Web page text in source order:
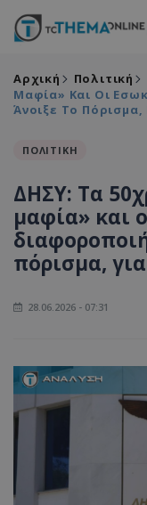
Αρχική Πολιτική
Μαφία» Και Οι
Άνοιξε Το
ΠΟΛΙΤΙΚΗ
ΔΗΣΥ: Τα
μαφία» και
πόρισμα,
28.06.2026 - 07:31